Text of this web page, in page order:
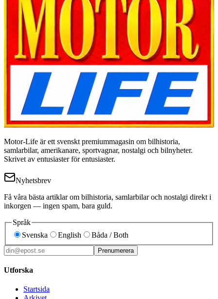
Motor-Life är ett svenskt premiummagasin om bilhistoria,
samlarbilar, amerikanare, sportvagnar, nostalgi och bilnyheter.
Skrivet av entusiaster för entusiaster.
Nyhetsbrev
Få våra bästa artiklar om bilhistoria, samlarbilar och nostalgi direkt i
inkorgen — ingen spam, bara guld.
Språk
Svenska
English Båda / Both
Prenumerera
Utforska
Startsida